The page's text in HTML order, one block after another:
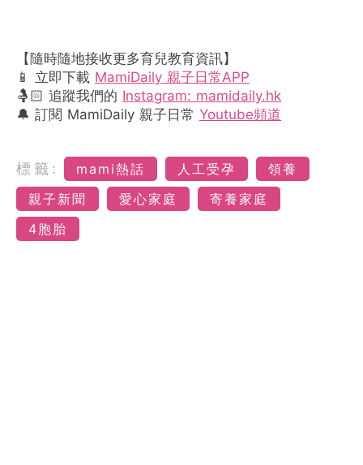
【隨時隨地接收更多育兒教育資訊】
📱 立即下載 MamiDaily 親子日常APP
🤱🏻 追蹤我們的 Instagram: mamidaily.hk
🔔 訂閱 MamiDaily 親子日常 Youtube頻道
標籤: mami熱話 人工受孕
領養
親子新聞
愛心家庭
寄養家庭
4胞胎